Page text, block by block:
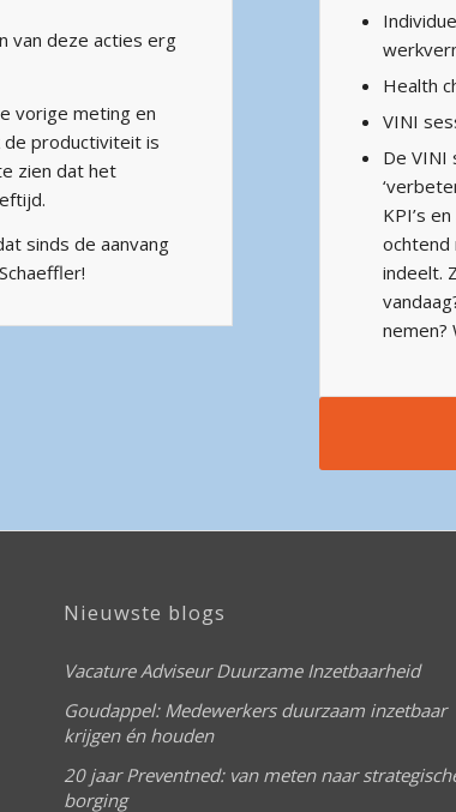
van deze acties erg
vorige meting en
de productiviteit is
zien dat het
sinds de aanvang
Health
VINI
De VINI
KPI’s
ochtend
indeelt.
nemen?
Nieuwste blogs
Vacature Adviseur Duurzame Inzetbaarheid
Goudappel: Medewerkers duurzaam inzetbaar
krijgen én houden
20 jaar Preventned: van meten naar
borging